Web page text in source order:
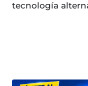
tecnología